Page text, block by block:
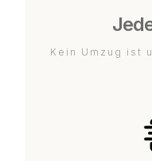
Kein Umzug ist